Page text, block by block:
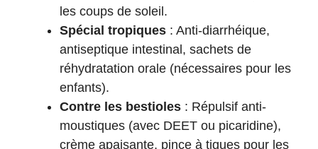
les coups de soleil.
Spécial tropiques : Anti-diarrhéique,
antiseptique intestinal, sachets de
réhydratation orale (nécessaires pour les
enfants).
Contre les bestioles : Répulsif anti-
moustiques (avec DEET ou picaridine),
crème apaisante, pince à tiques pour les